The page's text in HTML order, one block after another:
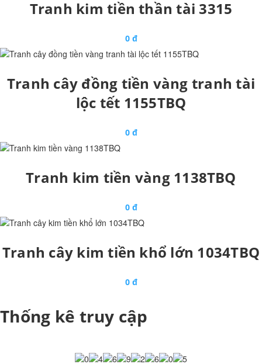
Tranh kim tiền thần tài 3315
0 đ
Tranh cây đồng tiền vàng tranh tài
lộc tết 1155TBQ
0 đ
Tranh kim tiền vàng 1138TBQ
0 đ
Tranh cây kim tiền khổ lớn 1034TBQ
0 đ
Thống kê truy cập